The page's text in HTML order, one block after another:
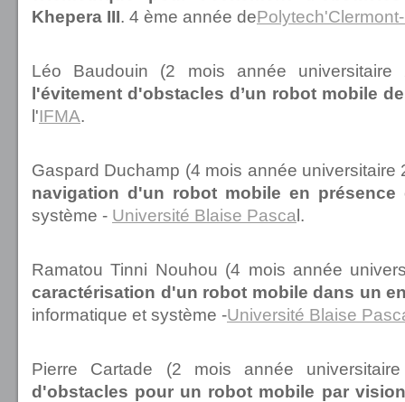
Khepera III. 4 ème année de
Léo Baudouin (2 mois année
l'évitement d'obstacles d’un robot mobile
l'IFMA.
Gaspard Duchamp (4 mois année
navigation d'un robot mobile en présence
système - Université Blaise Pascal.
Ramatou Tinni Nouhou (4 mois année
caractérisation d'un robot mobile dans un
informatique et système -Université Blaise
Pierre Cartade (2 mois année
d'obstacles pour un robot mobile par